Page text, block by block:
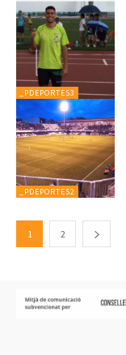
_PDEPORTES3
_PDEPORTES2
1 2